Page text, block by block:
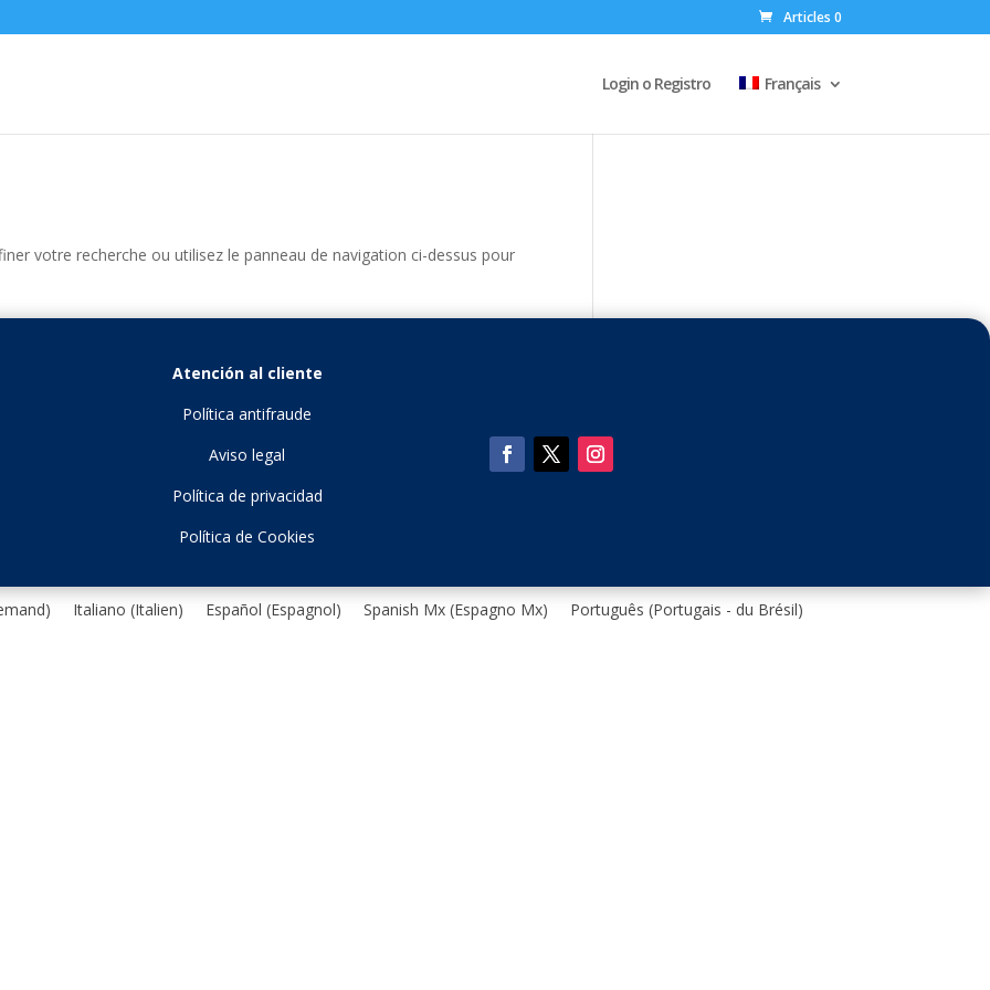
Articles 0
Login o Registro Français
votre recherche ou utilisez le panneau de navigation ci-dessus pour
Atención al cliente
Política antifraude
Aviso legal
Política de privacidad
Política de Cookies
) Italiano (Italien) Español (Espagnol) Spanish Mx (Espagno Mx) Português (Portugais - du Brésil)